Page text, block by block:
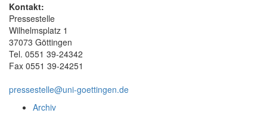
Kontakt:
Pressestelle
Wilhelmsplatz 1
37073 Göttingen
Tel. 0551 39-24342
Fax 0551 39-24251
pressestelle@uni-goettingen.de
Archiv